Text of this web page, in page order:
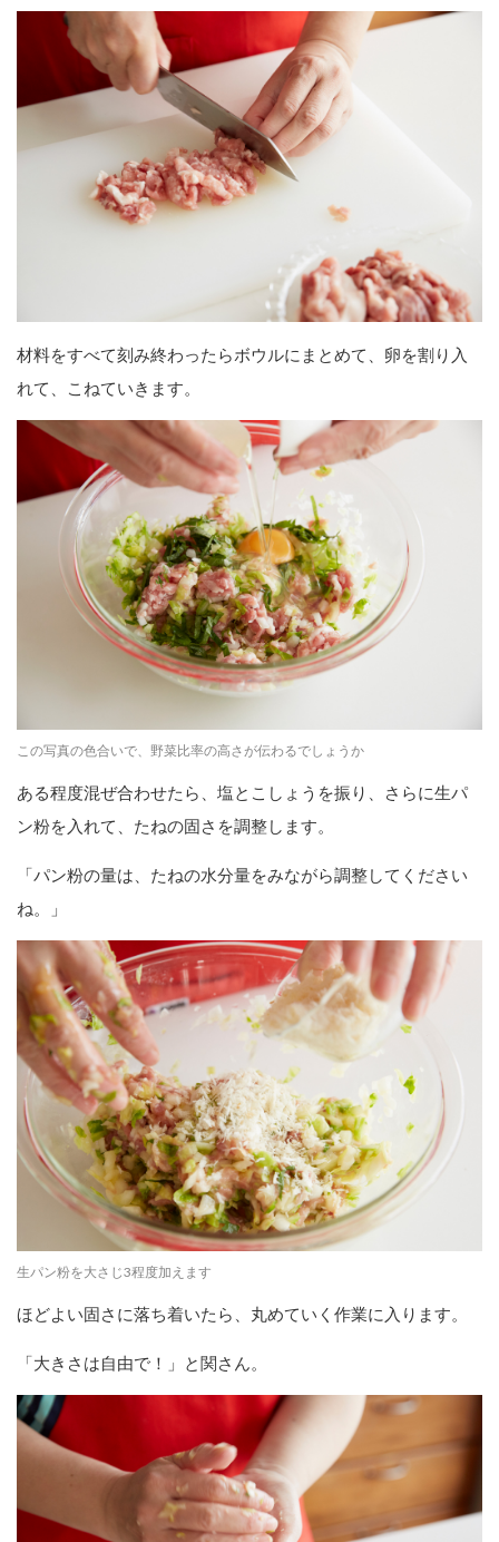
材料をすべて刻み終わったらボウルにまとめて、卵を割り入
れて、こねていきます。
この写真の色合いで、野菜比率の高さが伝わるでしょうか
ある程度混ぜ合わせたら、塩とこしょうを振り、さらに生パ
ン粉を入れて、たねの固さを調整します。
「パン粉の量は、たねの水分量をみながら調整してください
ね。」
生パン粉を大さじ3程度加えます
ほどよい固さに落ち着いたら、丸めていく作業に入ります。
「大きさは自由で！」と関さん。